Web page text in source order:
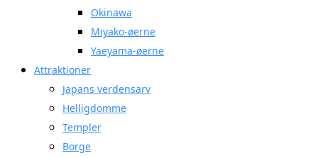
Okinawa
Miyako-øerne
Yaeyama-øerne
Attraktioner
Japans verdensarv
Helligdomme
Templer
Borge